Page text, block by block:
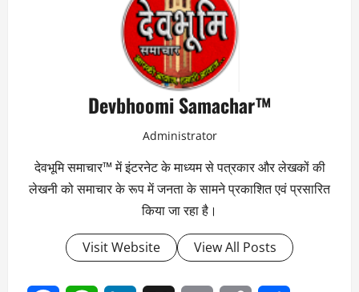
Devbhoomi Samachar™
Administrator
देवभूमि समाचार™ में इंटरनेट के माध्यम से पत्रकार और लेखकों की
लेखनी को समाचार के रूप में जनता के सामने प्रकाशित एवं प्रसारित
किया जा रहा है।
Visit Website View All Posts